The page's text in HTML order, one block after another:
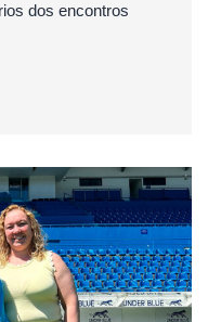
dos encontros